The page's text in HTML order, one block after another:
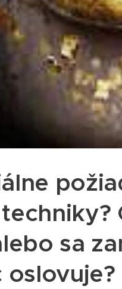
sa
oslovuje?